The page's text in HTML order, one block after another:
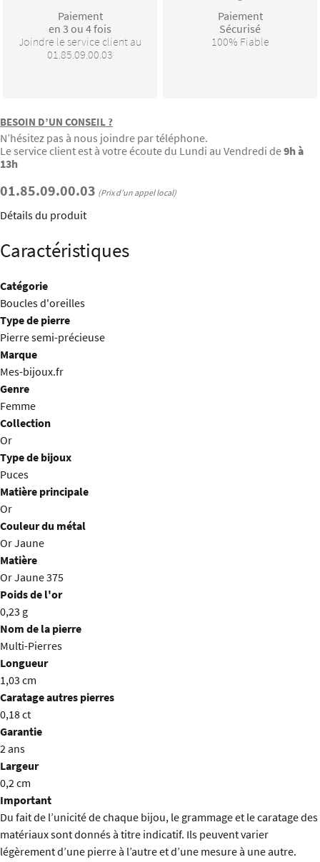
Paiement
en 3 ou 4 fois
Joindre le service client au
01.85.09.00.03
Paiement
Sécurisé
100% Fiable
BESOIN D’UN CONSEIL ?
N’hésitez pas à nous joindre par téléphone.
Le service client est à votre écoute du Lundi au Vendredi de9h à
13h
01.85.09.00.03 (Prix d’un appel local)
Détails du produit
Caractéristiques
Catégorie
Boucles d'oreilles
Type de pierre
Pierre semi-précieuse
Marque
Mes-bijoux.fr
Genre
Femme
Collection
Or
Type de bijoux
Puces
Matière principale
Or
Couleur du métal
Or Jaune
Matière
Or Jaune 375
Poids de l'or
0,23 g
Nom de la pierre
Multi-Pierres
Longueur
1,03 cm
Caratage autres pierres
0,18 ct
Garantie
2 ans
Largeur
0,2 cm
Important
Du fait de l’unicité de chaque bijou, le grammage et le caratage des
matériaux sont donnés à titre indicatif. Ils peuvent varier
légèrement d’une pierre à l’autre et d’une mesure à une autre.